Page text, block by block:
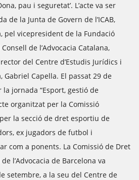
pau i seguretat’. L’acte va ser
de la Junta de Govern de l’ICAB,
pel vicepresident de la Fundació
de l’Advocacia Catalana,
del Centre d’Estudis Jurídics i
Gabriel Capella. El passat 29 de
jornada “Esport, gestió de
organitzat per la Comissió
la secció de dret esportiu de
ex jugadors de futbol i
com a ponents. La Comissió de Dret
l’Advocacia de Barcelona va
setembre, a la seu del Centre de